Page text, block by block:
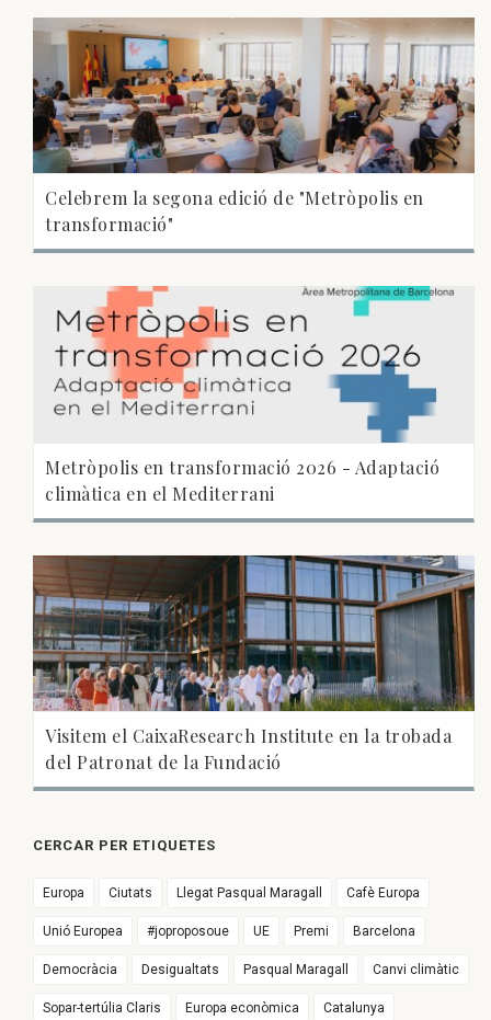
Celebrem la segona edició de "Metròpolis en
transformació"
Metròpolis en transformació 2026 - Adaptació
climàtica en el Mediterrani
Visitem el CaixaResearch Institute en la trobada
del Patronat de la Fundació
CERCAR PER ETIQUETES
Europa Ciutats Llegat Pasqual Maragall Cafè Europa
Unió Europea #joproposoue UE Premi Barcelona
Democràcia Desigualtats Pasqual Maragall Canvi climàtic
Sopar-tertúlia Claris Europa econòmica Catalunya